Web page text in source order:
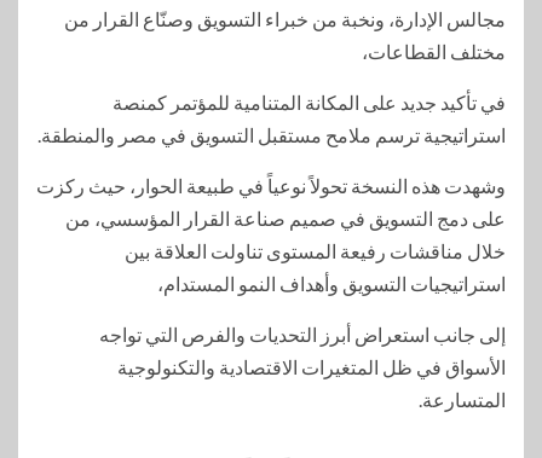
مجالس الإدارة، ونخبة من خبراء التسويق وصنّاع القرار من
مختلف القطاعات،
في تأكيد جديد على المكانة المتنامية للمؤتمر كمنصة
استراتيجية ترسم ملامح مستقبل التسويق في مصر والمنطقة.
وشهدت هذه النسخة تحولاً نوعياً في طبيعة الحوار، حيث ركزت
على دمج التسويق في صميم صناعة القرار المؤسسي، من
خلال مناقشات رفيعة المستوى تناولت العلاقة بين
استراتيجيات التسويق وأهداف النمو المستدام،
إلى جانب استعراض أبرز التحديات والفرص التي تواجه
الأسواق في ظل المتغيرات الاقتصادية والتكنولوجية
المتسارعة.